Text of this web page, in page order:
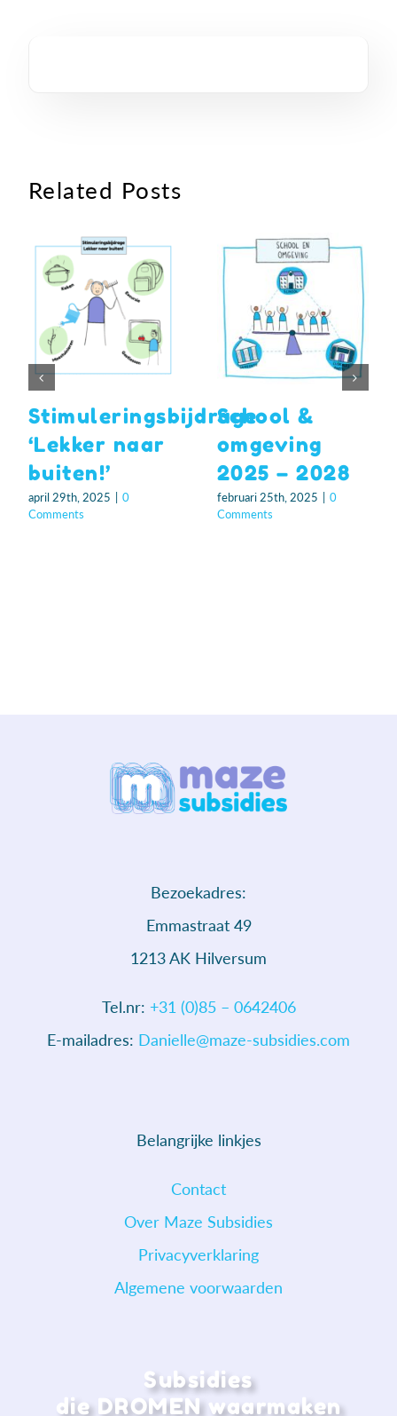
Related Posts
Stimuleringsbijdrage
‘Lekker naar
buiten!’
april 29th, 2025
0
Comments
School &
omgeving
2025 – 2028
februari 25th, 2025
0
Comments
Bezoekadres:
Emmastraat 49
1213 AK Hilversum
Tel.nr: +31 (0)85 – 0642406
E-mailadres: Danielle@maze-subsidies.com
Belangrijke linkjes
Contact
Over Maze Subsidies
Privacyverklaring
Algemene voorwaarden
Subsidies
die DROMEN waarmaken